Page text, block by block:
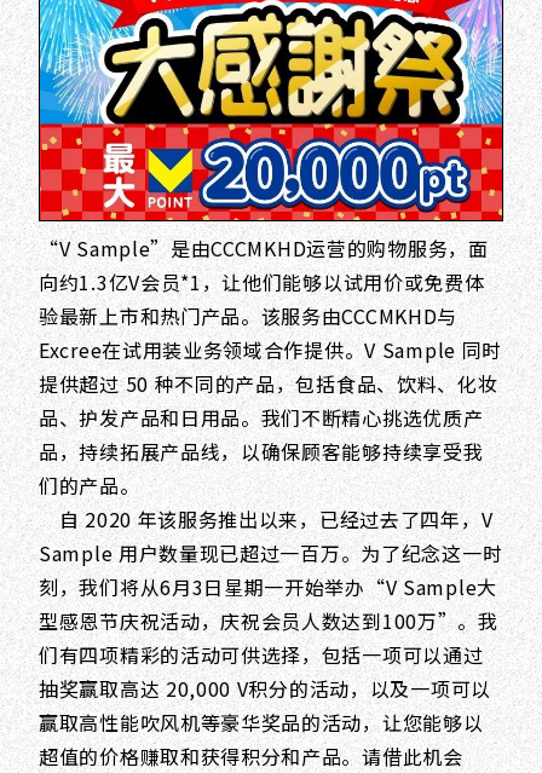
“V Sample”是由CCCMKHD运营的购物服务，面
向约1.3亿V会员*1，让他们能够以试用价或免费体
验最新上市和热门产品。该服务由CCCMKHD与
Excree在试用装业务领域合作提供。V Sample 同时
提供超过 50 种不同的产品，包括食品、饮料、化妆
品、护发产品和日用品。我们不断精心挑选优质产
品，持续拓展产品线，以确保顾客能够持续享受我
们的产品。
自 2020 年该服务推出以来，已经过去了四年，V
Sample 用户数量现已超过一百万。为了纪念这一时
刻，我们将从6月3日星期一开始举办“V Sample大
型感恩节庆祝活动，庆祝会员人数达到100万”。我
们有四项精彩的活动可供选择，包括一项可以通过
抽奖赢取高达 20,000 V积分的活动，以及一项可以
赢取高性能吹风机等豪华奖品的活动，让您能够以
超值的价格赚取和获得积分和产品。请借此机会